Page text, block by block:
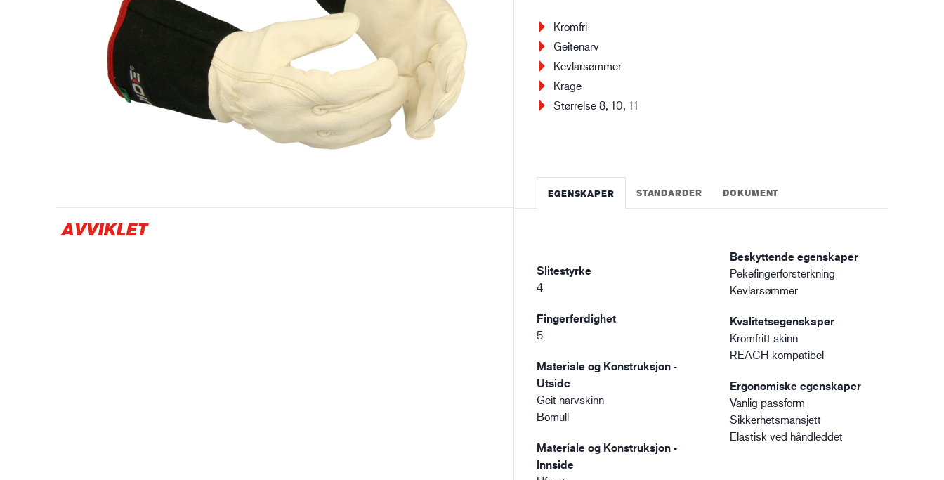
Olje- og gassindustri Bygg og anlegg
AVVIKLET
Kromfri
Geitenarv
Kevlarsømmer
Krage
Størrelse 8, 10, 11
EGENSKAPER STANDARDER DOKUMENT
Slitestyrke
4
Fingerferdighet
5
Materiale og Konstruksjon -
Utside
Geit narvskinn
Bomull
Materiale og Konstruksjon -
Innside
Beskyttende egenskaper
Pekefingerforsterkning
Kevlarsømmer
Kvalitetsegenskaper
Kromfritt skinn
REACH-kompatibel
Ergonomiske egenskaper
Vanlig passform
Sikkerhetsmansjett
Elastisk ved håndleddet